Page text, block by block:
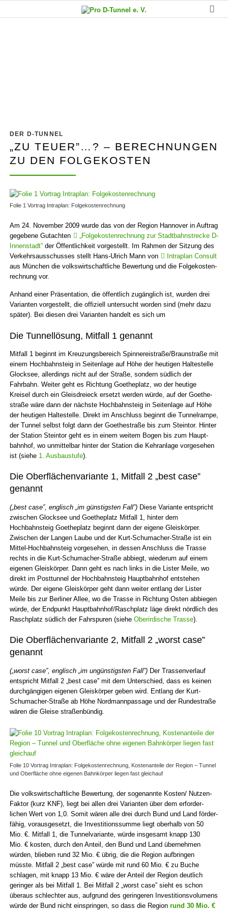
DER D-TUNNEL
„ZU TEUER”…? – BERECHNUNGEN
ZU DEN FOLGEKOSTEN
Folie 1 Vortrag Intra­plan: Folge­kosten­rechnung
Am 24. November 2009 wurde das von der Region Hannover in Auftrag
gegebene Gutachten
„Folge­kosten­rechnung zur Stadt­bahn­strecke D-
Innenstadt”der Öffent­lichkeit vorgestellt. Im Rahmen der Sitzung des
Verkehrs­ausschusses stellt Hans-Ulrich Mann von
Intra­plan Consult
aus München die volks­wirt­schaft­liche Bewertung und die Folge­kosten­
rechnung vor.
Anhand einer Präsentation, die öffentlich zugänglich ist, wurden drei
Varianten vorgestellt, die offiziell untersucht worden sind (mehr dazu
später). Bei diesen drei Varianten handelt es sich um
Die Tunnellösung, Mitfall 1 genannt
Mitfall 1 beginnt im Kreuzungs­bereich Spinnerei­straße/Braunstraße mit
einem Hoch­bahn­steig in Seiten­lage auf Höhe der heutigen Halte­stelle
Glocksee, allerdings nicht auf der Straße, sondern südlich der
Fahrbahn. Weiter geht es Richtung Goethe­platz, wo der heutige
Kreisel durch ein Gleis­dreieck ersetzt werden würde, auf der Goethe­
straße wäre dann der nächste Hoch­bahn­steig in Seiten­lage auf Höhe
der heutigen Halte­stelle. Direkt im Anschluss beginnt die Tunnel­rampe,
der Tunnel selbst folgt dann der Goethe­straße bis zum Steintor. Hinter
der Station Steintor geht es in einem weitem Bogen bis zum Haupt­
bahnhof, wo unmittelbar hinter der Station die Kehranlage vorgesehen
ist (siehe 1. Ausbaustufe).
Die Oberflächenvariante 1, Mitfall 2 „best case”
genannt
(„best case”, englisch „im günstigsten Fall”)Diese Variante entspricht
zwischen Glocksee und Goetheplatz Mitfall 1, hinter dem
Hochbahnsteig Goetheplatz beginnt dann der eigene Gleiskörper.
Zwischen der Langen Laube und der Kurt-Schumacher-Straße ist ein
Mittel-Hochbahnsteig vorgesehen, in dessen Anschluss die Trasse
rechts in die Kurt-Schumacher-Straße abbiegt, wiederum auf einem
eigenen Gleiskörper. Dann geht es nach links in die Lister Meile, wo
direkt im Posttunnel der Hochbahnsteig Hauptbahnhof entstehen
würde. Der eigene Gleiskörper geht dann weiter entlang der Lister
Meile bis zur Berliner Allee, wo die Trasse in Richtung Osten abbiegen
würde, der Endpunkt Hauptbahnhof/Raschplatz läge direkt nördlich des
Raschplatz südlich der Fahrspuren (siehe Oberirdische Trasse).
Die Oberflächenvariante 2, Mitfall 2 „worst case”
genannt
(„worst case”, englisch „im ungünstigsten Fall”)Der Trassenverlauf
entspricht Mitfall 2 „best case” mit dem Unterschied, dass es keinen
durchgängigen eigenen Gleiskörper geben wird. Entlang der Kurt-
Schumacher-Straße ab Höhe Nordmannpassage und der Rundestraße
wären die Gleise straßenbündig.
Folie 10 Vortrag Intra­plan: Folge­kosten­rechnung, Kostenanteile der Region – Tunnel
und Ober­fläche ohne eigenen Bahn­körper liegen fast gleichauf
Die volkswirtschaftliche Bewertung, der soge­nannte Kosten/ Nutzen-
Faktor (kurz KNF), liegt bei allen drei Vari­anten über dem erforder­
lichen Wert von 1,0. Somit wären alle drei durch Bund und Land förder­
fähig, voraus­gesetzt, die Investitions­summe liegt oberhalb von 50
Mio. €. Mitfall 1, die Tunnel­variante, würde insgesamt knapp 130
Mio. € kosten, durch den Anteil, den Bund und Land über­nehmen
würden, blieben rund 32 Mio. € übrig, die die Region aufbringen
müsste. Mitfall 2 „best case” würde mit rund 60 Mio. € zu Buche
schlagen, mit knapp 13 Mio. € wäre der Anteil der Region deutlich
geringer als bei Mitfall 1. Bei Mitfall 2 „worst case” sieht es schon
überaus schlechter aus, aufgrund des geringeren Investitions­volumens
würde der Bund nicht einspringen, so dass die Region rund 30 Mio. €